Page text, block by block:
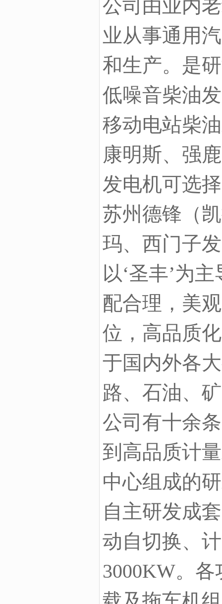
公司由业内
业从事通用
和生产。是
低噪音柴油
移动电站柴
康明斯、强
发电机可选
苏州德锋（
玛、西门子
以‘圣丰’为
配合理，美
位，高品质
于国内外各
路、石油、
公司有十余
到高品质计
中心组成的
自主研发成
动自切换、
3000KW。